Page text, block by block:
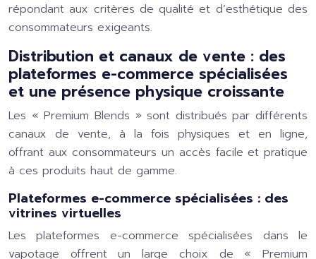
répondant aux critères de qualité et d’esthétique des
consommateurs exigeants.
Distribution et canaux de vente : des
plateformes e-commerce spécialisées
et une présence physique croissante
Les « Premium Blends » sont distribués par différents
canaux de vente, à la fois physiques et en ligne,
offrant aux consommateurs un accès facile et pratique
à ces produits haut de gamme.
Plateformes e-commerce spécialisées : des
vitrines virtuelles
Les plateformes e-commerce spécialisées dans le
vapotage offrent un large choix de « Premium